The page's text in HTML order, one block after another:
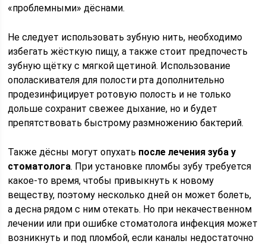
«проблемными» дёснами.
Не следует использовать зубную нить, необходимо
избегать жёсткую пищу, а также стоит предпочесть
зубную щётку с мягкой щетиной. Использование
ополаскивателя для полости рта дополнительно
продезинфицирует ротовую полость и не только
дольше сохранит свежее дыхание, но и будет
препятствовать быстрому размножению бактерий.
Также дёсны могут опухать после лечения зуба у
стоматолога. При установке пломбы зубу требуется
какое-то время, чтобы привыкнуть к новому
веществу, поэтому несколько дней он может болеть,
а десна рядом с ним отекать. Но при некачественном
лечении или при ошибке стоматолога инфекция может
возникнуть и под пломбой, если каналы недостаточно